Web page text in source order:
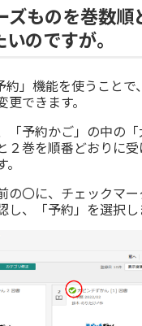
ズものを巻数順
のですが。
約」機能を使うことで
できます。
予約かご」の中の
２巻を順番どおりに
の〇に、チェックマ
し、「予約」を選択し